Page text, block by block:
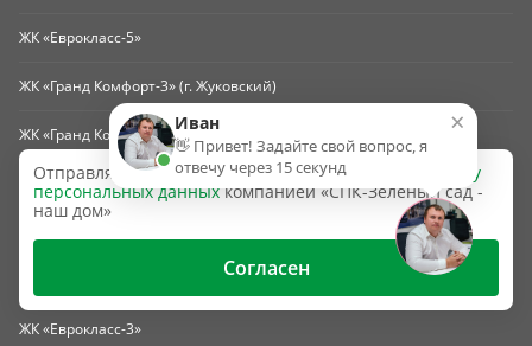
ЖК «Еврокласс-5»
ЖК «Гранд Комфорт-3» (г. Жуковский)
ЖК «Гранд Комфорт-2» (г. Жуковский)
ЖК «Гранд Комфорт» (г. Жуковский)
ЖК «Еврокласс-3»
Отправляя эту форму, вы даёте согласие на
обработку
персональных данныхкомпанией «СПК-Зеленый сад -
наш дом»
Согласен
×
Иван
👋 Привет! Задайте свой вопрос, я
отвечу через 15 секунд